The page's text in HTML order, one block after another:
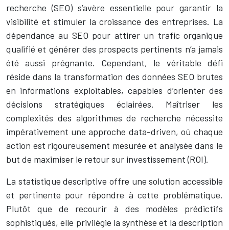
recherche (SEO) s’avère essentielle pour garantir la
visibilité et stimuler la croissance des entreprises. La
dépendance au SEO pour attirer un trafic organique
qualifié et générer des prospects pertinents n’a jamais
été aussi prégnante. Cependant, le véritable défi
réside dans la transformation des données SEO brutes
en informations exploitables, capables d’orienter des
décisions stratégiques éclairées. Maîtriser les
complexités des algorithmes de recherche nécessite
impérativement une approche data-driven, où chaque
action est rigoureusement mesurée et analysée dans le
but de maximiser le retour sur investissement (ROI).
La statistique descriptive offre une solution accessible
et pertinente pour répondre à cette problématique.
Plutôt que de recourir à des modèles prédictifs
sophistiqués, elle privilégie la synthèse et la description